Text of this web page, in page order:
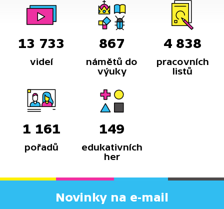
13 733
videí
867
námětů do
výuky
4 838
pracovních
listů
1 161
pořadů
149
edukativních
her
Novinky na e-mail